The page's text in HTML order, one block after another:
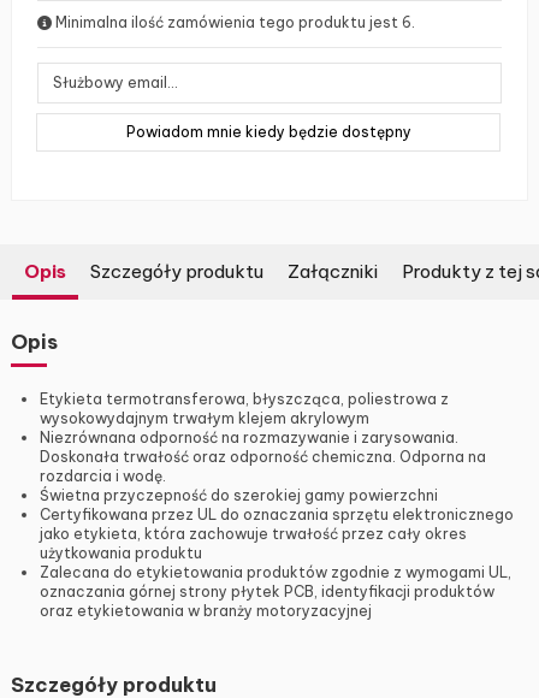
Minimalna ilość zamówienia tego produktu jest 6.
Opis Szczegóły produktu Załączniki Produkty z tej
Opis
Etykieta termotransferowa, błyszcząca, poliestrowa z
wysokowydajnym trwałym klejem akrylowym
Niezrównana odporność na rozmazywanie i zarysowania.
Doskonała trwałość oraz odporność chemiczna. Odporna na
rozdarcia i wodę.
Świetna przyczepność do szerokiej gamy powierzchni
Certyfikowana przez UL do oznaczania sprzętu elektronicznego
jako etykieta, która zachowuje trwałość przez cały okres
użytkowania produktu
Zalecana do etykietowania produktów zgodnie z wymogami UL,
oznaczania górnej strony płytek PCB, identyfikacji produktów
oraz etykietowania w branży motoryzacyjnej
Szczegóły produktu